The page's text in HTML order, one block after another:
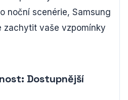
noční scenérie, Samsung
zachytit vaše vzpomínky
Dostupnější